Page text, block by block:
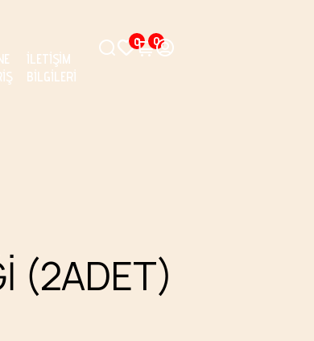
İLETIŞIM
BILGILERI
0 0
(2ADET)